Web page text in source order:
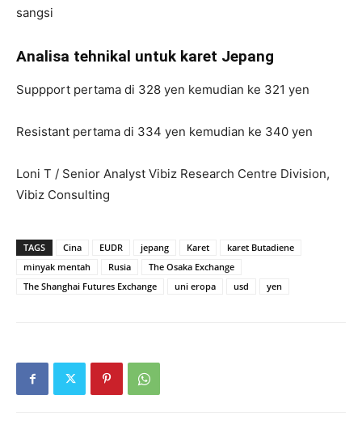
sangsi
Analisa tehnikal untuk karet Jepang
Suppport pertama di 328 yen kemudian ke 321 yen
Resistant pertama di 334 yen kemudian ke 340 yen
Loni T / Senior Analyst Vibiz Research Centre Division,
Vibiz Consulting
TAGS Cina EUDR jepang Karet
karet Butadiene
minyak mentah
Rusia
The Osaka Exchange
The Shanghai Futures Exchange
uni eropa usd yen